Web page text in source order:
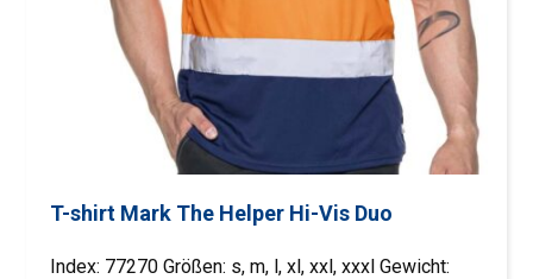
T-shirt Mark The Helper Hi-Vis Duo
Index: 77270 Größen: s, m, l, xl, xxl, xxxl Gewicht: